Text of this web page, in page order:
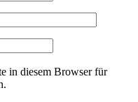
in diesem Browser für